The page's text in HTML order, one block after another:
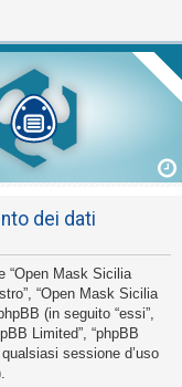
dei dati
“Open Mask Sicilia
“Open Mask Sicilia
(in seguito “essi”,
Limited”, “phpBB
sessione d’uso